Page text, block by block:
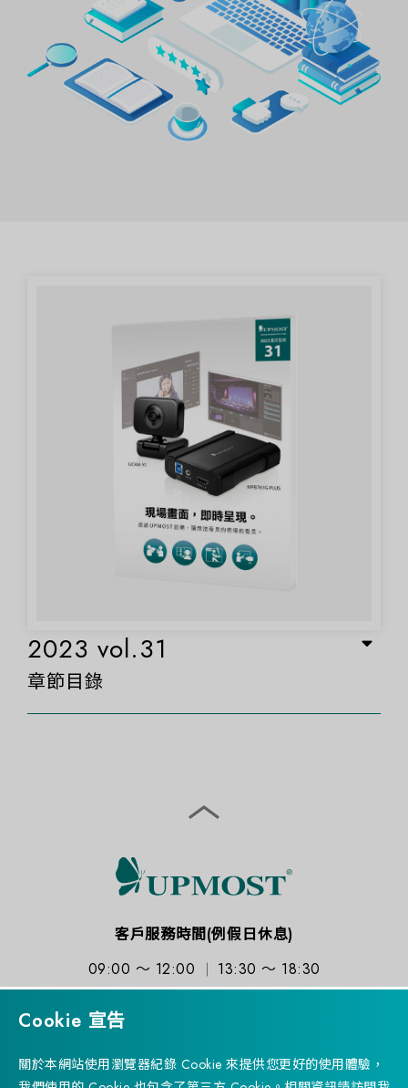
2023 vol.31
章節目錄
客戶服務時間(例假日休息)
09:00 ～ 12:00
13:30 ～ 18:30
Cookie 宣告
關於本網站使用瀏覽器紀錄 Cookie 來提供您更好的使用體驗，